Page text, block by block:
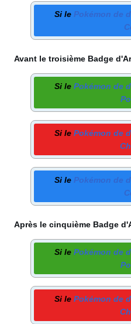
Si le Pokémon de
Avant le troisième Badge
Si le Pokémon de
Si le Pokémon de
Si le Pokémon de
Après le cinquième Badge
Si le Pokémon de
Si le Pokémon de